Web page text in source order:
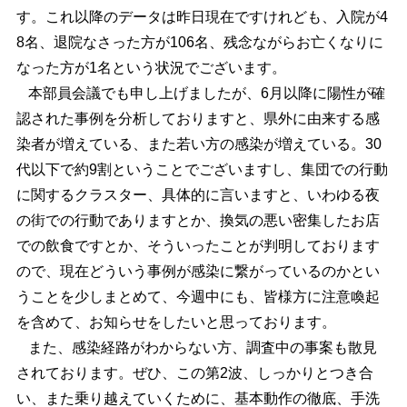
す。これ以降のデータは昨日現在ですけれども、入院が4
8名、退院なさった方が106名、残念ながらお亡くなりに
なった方が1名という状況でございます。
本部員会議でも申し上げましたが、6月以降に陽性が確
認された事例を分析しておりますと、県外に由来する感
染者が増えている、また若い方の感染が増えている。30
代以下で約9割ということでございますし、集団での行動
に関するクラスター、具体的に言いますと、いわゆる夜
の街での行動でありますとか、換気の悪い密集したお店
での飲食ですとか、そういったことが判明しております
ので、現在どういう事例が感染に繋がっているのかとい
うことを少しまとめて、今週中にも、皆様方に注意喚起
を含めて、お知らせをしたいと思っております。
また、感染経路がわからない方、調査中の事案も散見
されております。ぜひ、この第2波、しっかりとつき合
い、また乗り越えていくために、基本動作の徹底、手洗